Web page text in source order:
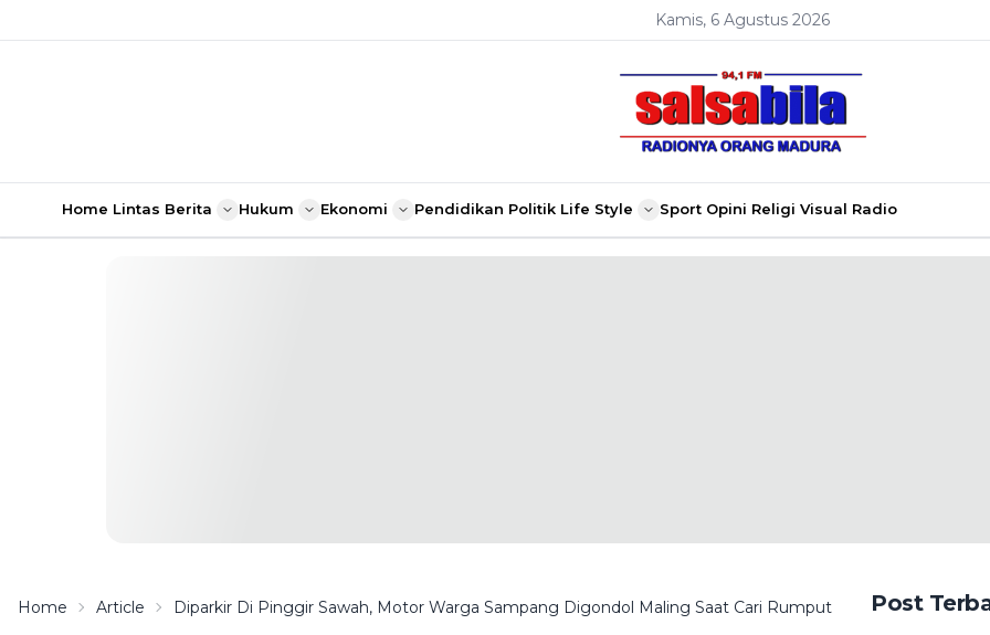
Kamis, 6 Agustus 2026
Home Lintas Berita Hukum Ekonomi Pendidikan Politik Life Style Sport Opini Religi Visual Radio
Home Article Diparkir Di Pinggir Sawah, Motor Warga Sampang Digondol Maling Saat Cari Rumput Post